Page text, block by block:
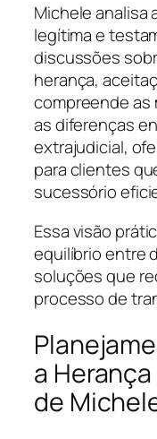
Michele analisa
legítima e
discussões
herança,
compreende as
as diferenças
extrajudicial,
para clientes
sucessório
Essa visão
equilíbrio entre
soluções que
processo de
a
de